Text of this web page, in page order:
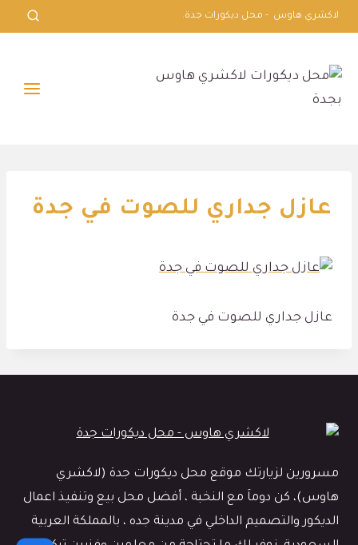
التجاوز
إلى
لاكشري هاوس - محل ديكورات جدة.
عازل جداري للصوت في جدة
عازل جداري للصوت في جدة
مسرورين لزيارتك موقع محل ديكورات جدة (لاكشري
هاوس)، كن دوماَ مع النخبة ، أفضل محل بيع وتنفيذ اعمال
الديكور والتصميم الداخلي في مدينة جده ، بالمملكة العربية